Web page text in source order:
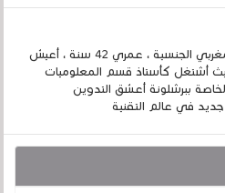
إسمي الكامل الحسين مزواد ، مغربي الجنسية ، عمري 42 سنة ، أعيش
أشتغل كأستاذ قسم المعلوميات
ببرشلونة أعشق التدوين
في عالم التقنية